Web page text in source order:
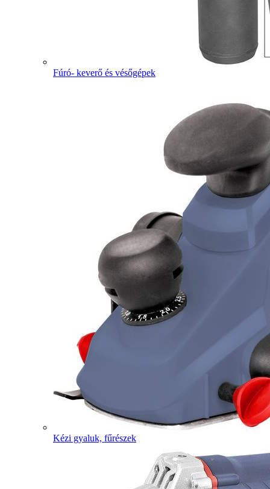
Fúró- keverő és vésőgépek
Kézi gyaluk, fűrészek